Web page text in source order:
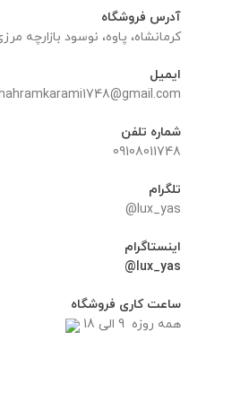
آدرس فروشگاه
کرمانشاه، پاوه، نوسود بازارچه مرزی غرفه 9، آرایشی
ایمیل
شماره تلفن
09108011748
تلگرام
lux_yas@
اینستاگرام
lux_yas@
ساعت کاری فروشگاه
همه روزه 9 الی 18